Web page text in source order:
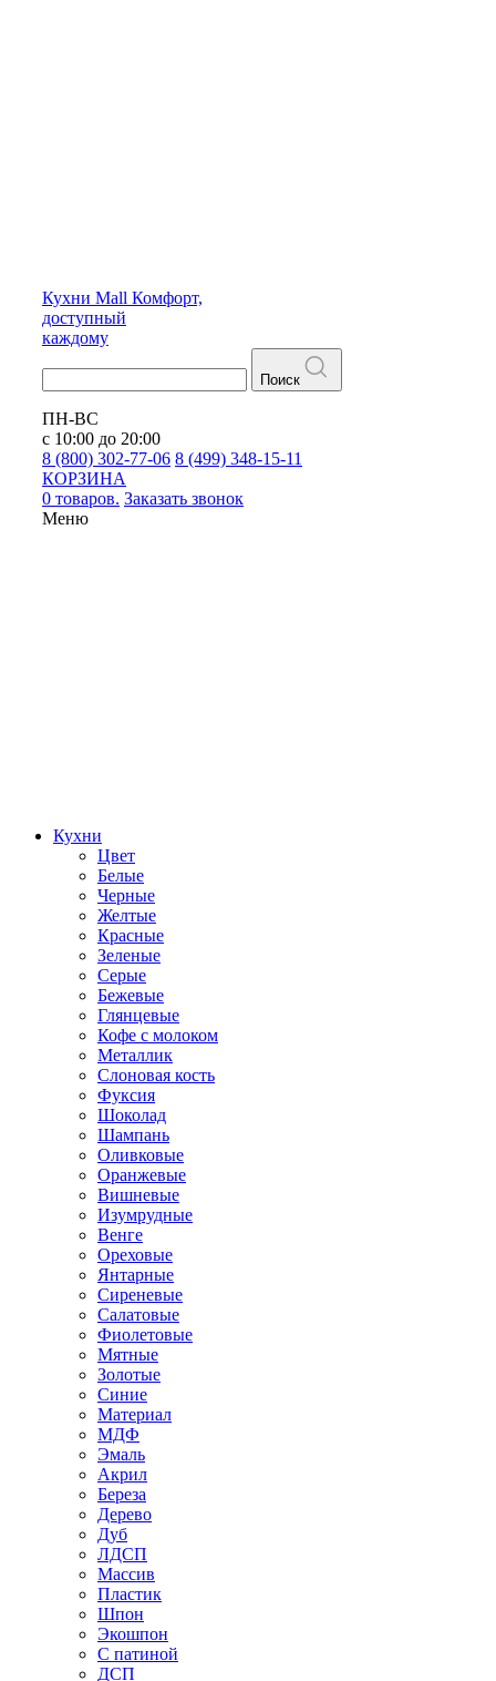
Кухни Mall Комфорт,
доступный
каждому
Поиск
ПН-ВС
с 10:00 до 20:00
8 (800) 302-77-06 8 (499) 348-15-11
КОРЗИНА
0 товаров. Заказать звонок
Меню
Кухни
Цвет
Белые
Черные
Желтые
Красные
Зеленые
Серые
Бежевые
Глянцевые
Кофе с молоком
Металлик
Слоновая кость
Фуксия
Шоколад
Шампань
Оливковые
Оранжевые
Вишневые
Изумрудные
Венге
Ореховые
Янтарные
Сиреневые
Салатовые
Фиолетовые
Мятные
Золотые
Синие
Материал
МДФ
Эмаль
Акрил
Береза
Дерево
Дуб
ЛДСП
Массив
Пластик
Шпон
Экошпон
С патиной
ДСП